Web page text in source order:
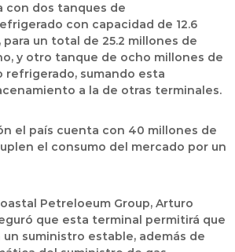
con dos tanques de
con capacidad de 12.6
un total de 25.2 millones de
y otro tanque de ocho millones de
refrigerado, sumando esta
a la de otras terminales.
el país cuenta con 40 millones de
el consumo del mercado por un
Petreloeum Group, Arturo
que esta terminal permitirá que
suministro estable, además de